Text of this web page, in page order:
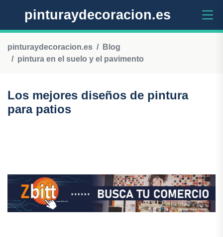
pinturaydecoracion.es
pinturaydecoracion.es
Blog
pintura en el suelo y el pavimento
Los mejores diseños de pintura
para patios